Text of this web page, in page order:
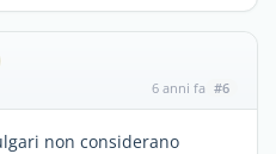
6 anni fa #6
non considerano